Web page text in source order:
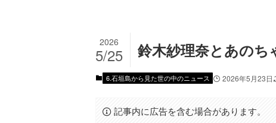
鈴木紗理奈とあのち
2026
5/25
6.石垣島から見た世の中のニュース 2026年5月23日
記事内に広告を含む場合があります。